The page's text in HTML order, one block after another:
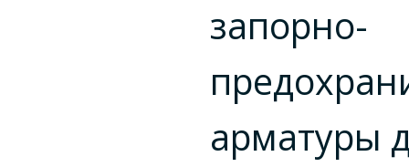
запорно-
арматуры